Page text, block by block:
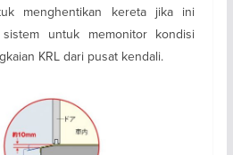
menghentikan kereta jika ini
untuk memonitor kondisi
KRL dari pusat kendali.